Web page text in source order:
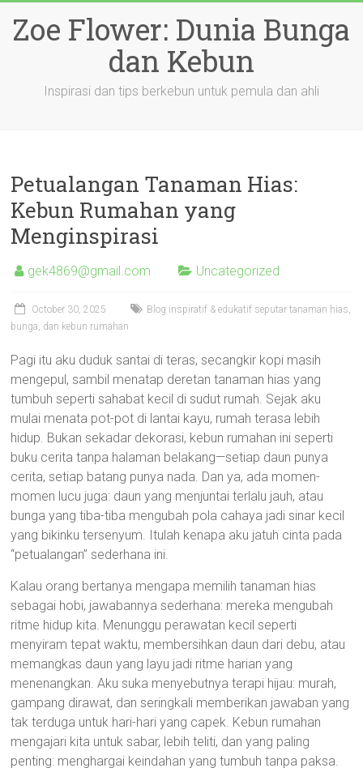
content
Zoe Flower: Dunia Bunga
dan Kebun
Inspirasi dan tips berkebun untuk pemula dan ahli
Petualangan Tanaman Hias:
Kebun Rumahan yang
Menginspirasi
gek4869@gmail.com Uncategorized
October 30, 2025
Blog inspiratif & edukatif seputar tanaman hias,
bunga, dan kebun rumahan
Pagi itu aku duduk santai di teras, secangkir kopi masih
mengepul, sambil menatap deretan tanaman hias yang
tumbuh seperti sahabat kecil di sudut rumah. Sejak aku
mulai menata pot-pot di lantai kayu, rumah terasa lebih
hidup. Bukan sekadar dekorasi, kebun rumahan ini seperti
buku cerita tanpa halaman belakang—setiap daun punya
cerita, setiap batang punya nada. Dan ya, ada momen-
momen lucu juga: daun yang menjuntai terlalu jauh, atau
bunga yang tiba-tiba mengubah pola cahaya jadi sinar kecil
yang bikinku tersenyum. Itulah kenapa aku jatuh cinta pada
“petualangan” sederhana ini.
Kalau orang bertanya mengapa memilih tanaman hias
sebagai hobi, jawabannya sederhana: mereka mengubah
ritme hidup kita. Menunggu perawatan kecil seperti
menyiram tepat waktu, membersihkan daun dari debu, atau
memangkas daun yang layu jadi ritme harian yang
menenangkan. Aku suka menyebutnya terapi hijau: murah,
gampang dirawat, dan seringkali memberikan jawaban yang
tak terduga untuk hari-hari yang capek. Kebun rumahan
mengajari kita untuk sabar, lebih teliti, dan yang paling
penting: menghargai keindahan yang tumbuh tanpa paksa.